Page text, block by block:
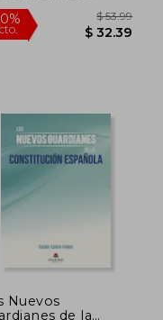
40%
dcto.
Nuevos
de la